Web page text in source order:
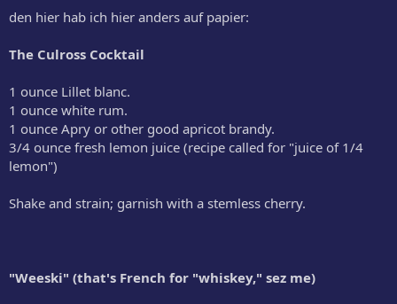
den hier hab ich hier anders auf papier:
The Culross Cocktail
1 ounce Lillet blanc.
1 ounce white rum.
1 ounce Apry or other good apricot brandy.
3/4 ounce fresh lemon juice (recipe called for "juice of 1/4
lemon")
Shake and strain; garnish with a stemless cherry.
"Weeski" (that's French for "whiskey," sez me)